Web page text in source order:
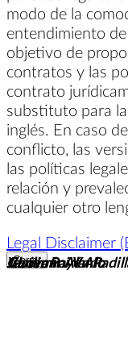
Geovanni V Alt
Javier Payén
Vladimir Alamo
modo de la
entendimiento
objetivo de
contratos y las
contrato
substituto para
inglés. En caso
conflicto, las
las políticas
relación y
cualquier otro
Legal Disclaimer
Cerrar